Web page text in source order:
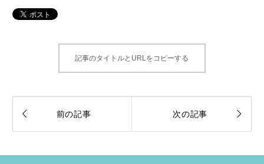
記事のタイトルとURLをコピーする
 前の記事 次の記事 